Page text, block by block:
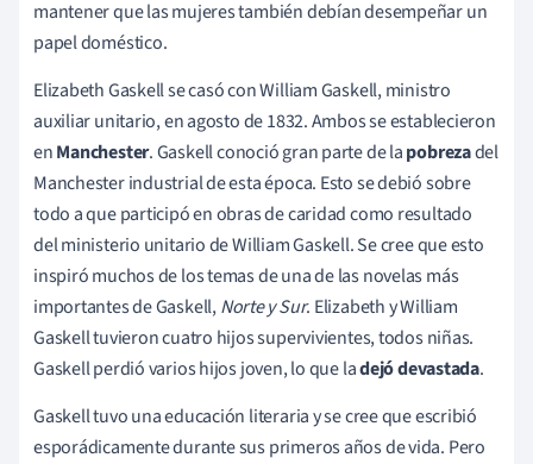
mantener que las mujeres también debían desempeñar un
papel doméstico.
Elizabeth Gaskell se casó con William Gaskell, ministro
auxiliar unitario, en agosto de 1832. Ambos se establecieron
enManchester. Gaskell conoció gran parte de lapobrezadel
Manchester industrial de esta época. Esto se debió sobre
todo a que participó en obras de caridad como resultado
del ministerio unitario de William Gaskell. Se cree que esto
inspiró muchos de los temas de una de las novelas más
importantes de Gaskell,Norte y Sur. Elizabeth y William
Gaskell tuvieron cuatro hijos supervivientes, todos niñas.
Gaskell perdió varios hijos joven, lo que ladejó devastada.
Gaskell tuvo una educación literaria y se cree que escribió
esporádicamente durante sus primeros años de vida. Pero